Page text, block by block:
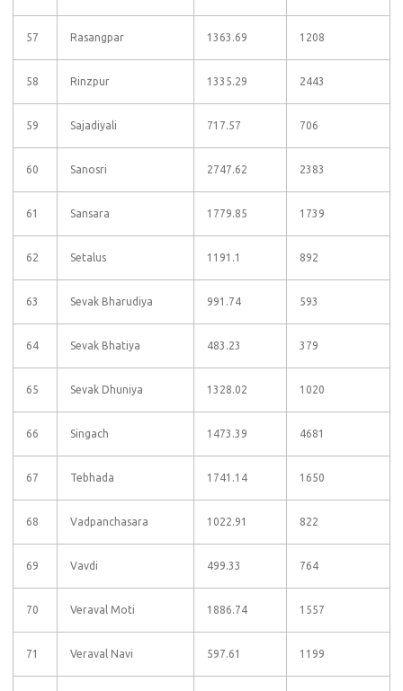
57 Rasangpar 1363.69 1208
58 Rinzpur 1335.29 2443
59 Sajadiyali 717.57 706
60 Sanosri 2747.62 2383
61 Sansara 1779.85 1739
62 Setalus 1191.1 892
63 Sevak Bharudiya 991.74 593
64 Sevak Bhatiya 483.23 379
65 Sevak Dhuniya 1328.02 1020
66 Singach 1473.39 4681
67 Tebhada 1741.14 1650
68 Vadpanchasara 1022.91 822
69 Vavdi 499.33 764
70 Veraval Moti 1886.74 1557
71 Veraval Navi 597.61 1199